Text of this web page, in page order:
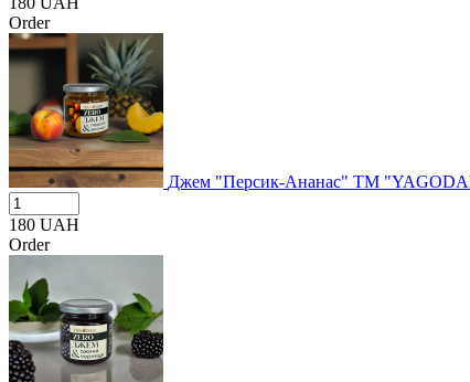
Order
Джем "Персик-Ананас" ТМ
180 UAH
Order